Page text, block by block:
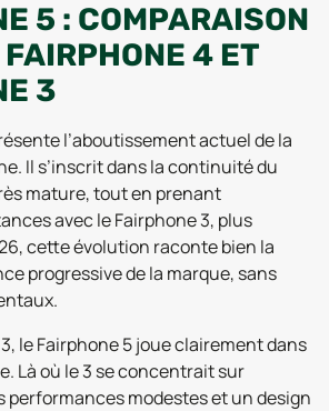
5 : COMPARAISON
4 ET
3
l’aboutissement actuel de la
Il s’inscrit dans la continuité du
mature, tout en prenant
avec le Fairphone 3, plus
cette évolution raconte bien la
progressive de la marque, sans
le Fairphone 5 joue clairement dans
Là où le 3 se concentrait sur
performances modestes et un design